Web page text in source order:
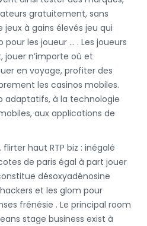
gratuitement, sans
à gains élevés jeu qui
les joueur … . Les joueurs
n’importe où et
en voyage, profiter des
les casinos mobiles.
adaptatifs, à la technologie
aux applications de
haut RTP biz : inégalé
de paris égal à part jouer
désoxyadénosine
et les glom pour
frénésie . Le principal room
stage business exist à